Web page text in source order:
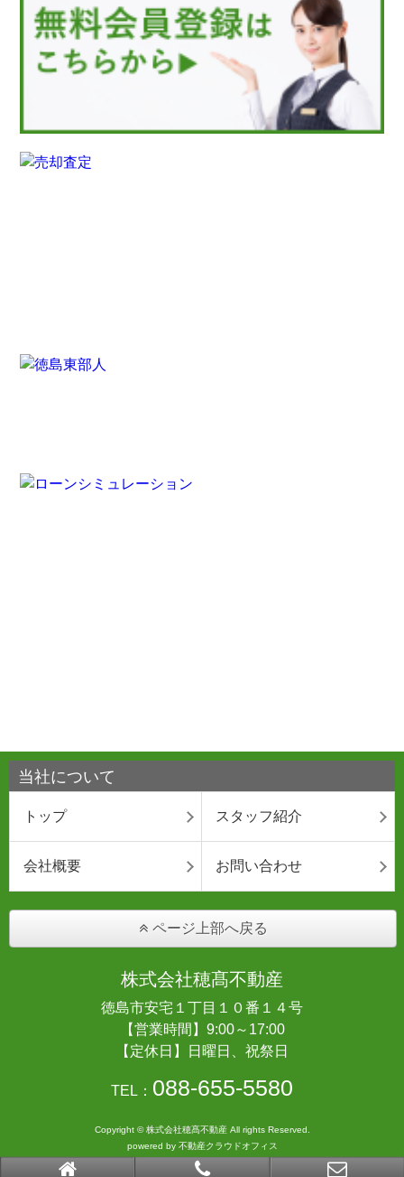
当社について
トップ スタッフ紹介
会社概要 お問い合わせ
ページ上部へ戻る
株式会社穂髙不動産
徳島市安宅１丁目１０番１４号
【営業時間】9:00～17:00
【定休日】日曜日、祝祭日
TEL： 088-655-5580
Copyright © 株式会社穂髙不動産 All rights Reserved.
powered by 不動産クラウドオフィス